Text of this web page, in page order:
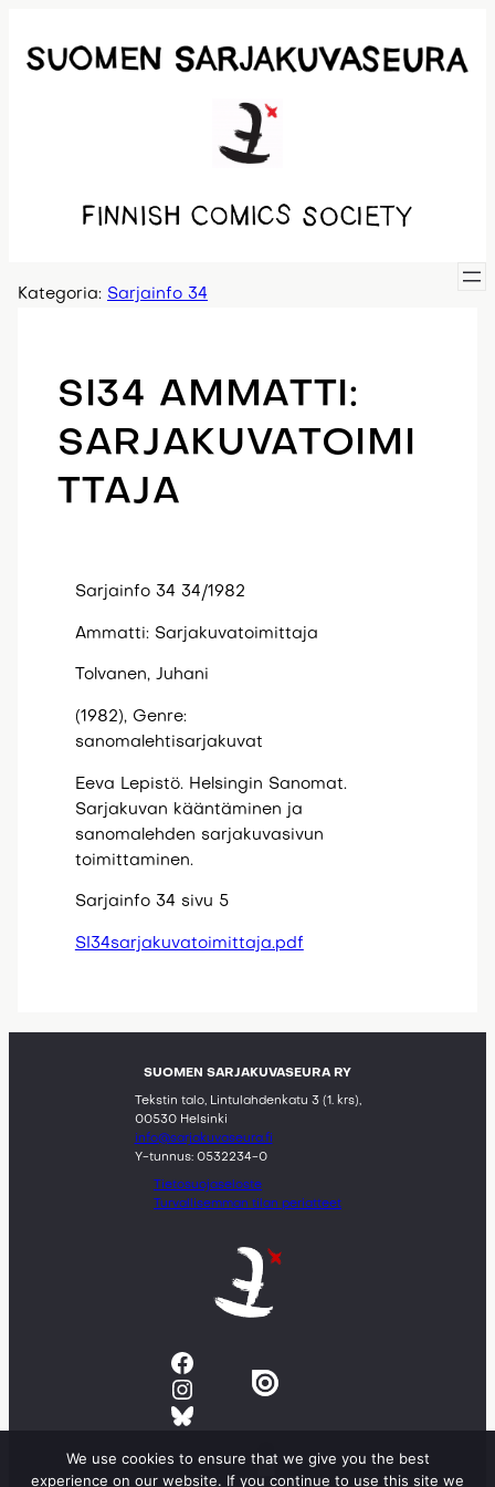
sisältöön
Kategoria: Sarjainfo 34
SI34 AMMATTI:
SARJAKUVATOIMI
TTAJA
Sarjainfo 34 34/1982
Ammatti: Sarjakuvatoimittaja
Tolvanen, Juhani
(1982), Genre:
sanomalehtisarjakuvat
Eeva Lepistö. Helsingin Sanomat.
Sarjakuvan kääntäminen ja
sanomalehden sarjakuvasivun
toimittaminen.
Sarjainfo 34 sivu 5
SI34sarjakuvatoimittaja.pdf
SUOMEN SARJAKUVASEURA RY
Tekstin talo, Lintulahdenkatu 3 (1. krs),
00530 Helsinki
info@sarjakuvaseura.fi
Y-tunnus: 0532234-0
Tietosuojaseloste
Turvallisemman tilan periatteet
Facebook
Instagram
Bluesky
We use cookies to ensure that we give you the best
experience on our website. If you continue to use this site we